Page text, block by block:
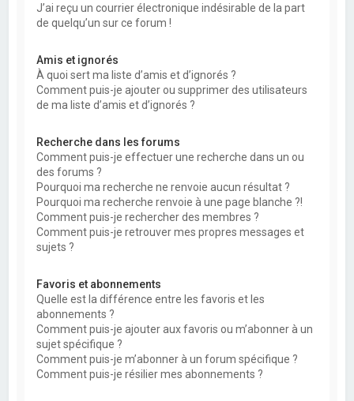
J’ai reçu un courrier électronique indésirable de la part
de quelqu’un sur ce forum !
Amis et ignorés
À quoi sert ma liste d’amis et d’ignorés ?
Comment puis-je ajouter ou supprimer des utilisateurs
de ma liste d’amis et d’ignorés ?
Recherche dans les forums
Comment puis-je effectuer une recherche dans un ou
des forums ?
Pourquoi ma recherche ne renvoie aucun résultat ?
Pourquoi ma recherche renvoie à une page blanche ?!
Comment puis-je rechercher des membres ?
Comment puis-je retrouver mes propres messages et
sujets ?
Favoris et abonnements
Quelle est la différence entre les favoris et les
abonnements ?
Comment puis-je ajouter aux favoris ou m’abonner à un
sujet spécifique ?
Comment puis-je m’abonner à un forum spécifique ?
Comment puis-je résilier mes abonnements ?